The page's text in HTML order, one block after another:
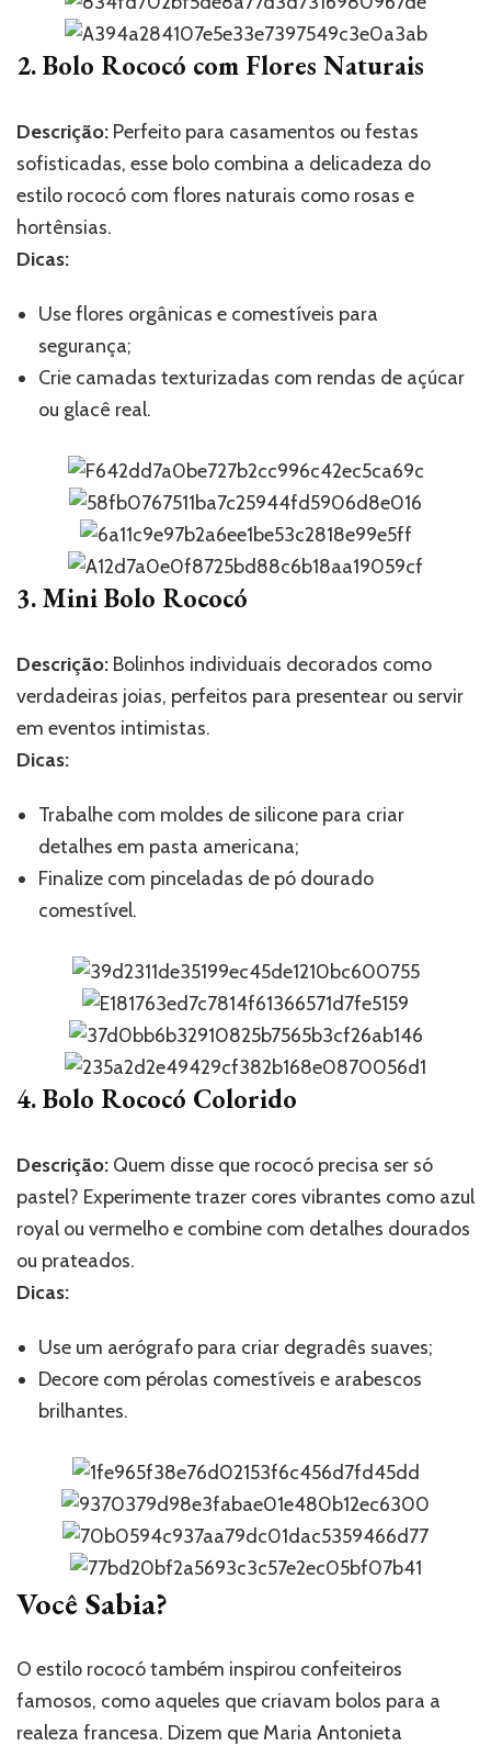
2. Bolo Rococó com Flores Naturais
Descrição: Perfeito para casamentos ou festas
sofisticadas, esse bolo combina a delicadeza do
estilo rococó com flores naturais como rosas e
hortênsias.
Dicas:
Use flores orgânicas e comestíveis para
segurança;
Crie camadas texturizadas com rendas de açúcar
ou glacê real.
3. Mini Bolo Rococó
Descrição: Bolinhos individuais decorados como
verdadeiras joias, perfeitos para presentear ou servir
em eventos intimistas.
Dicas:
Trabalhe com moldes de silicone para criar
detalhes em pasta americana;
Finalize com pinceladas de pó dourado
comestível.
4. Bolo Rococó Colorido
Descrição: Quem disse que rococó precisa ser só
pastel? Experimente trazer cores vibrantes como azul
royal ou vermelho e combine com detalhes dourados
ou prateados.
Dicas:
Use um aerógrafo para criar degradês suaves;
Decore com pérolas comestíveis e arabescos
brilhantes.
Você Sabia?
O estilo rococó também inspirou confeiteiros
famosos, como aqueles que criavam bolos para a
realeza francesa. Dizem que Maria Antonieta